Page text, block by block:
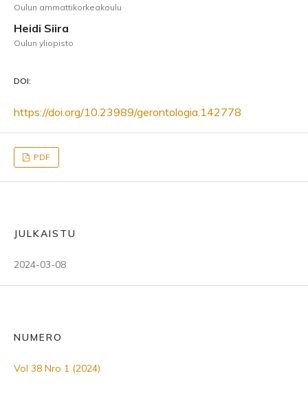
Oulun ammattikorkeakoulu
Heidi Siira
Oulun yliopisto
DOI:
https://doi.org/10.23989/gerontologia.142778
PDF
JULKAISTU
2024-03-08
NUMERO
Vol 38 Nro 1 (2024)